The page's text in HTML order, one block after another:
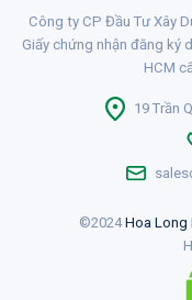
Công ty CP Đầu Tư Xây
Giấy chứng nhận đăng ký
HCM
19 Trần
©2024Hoa Long